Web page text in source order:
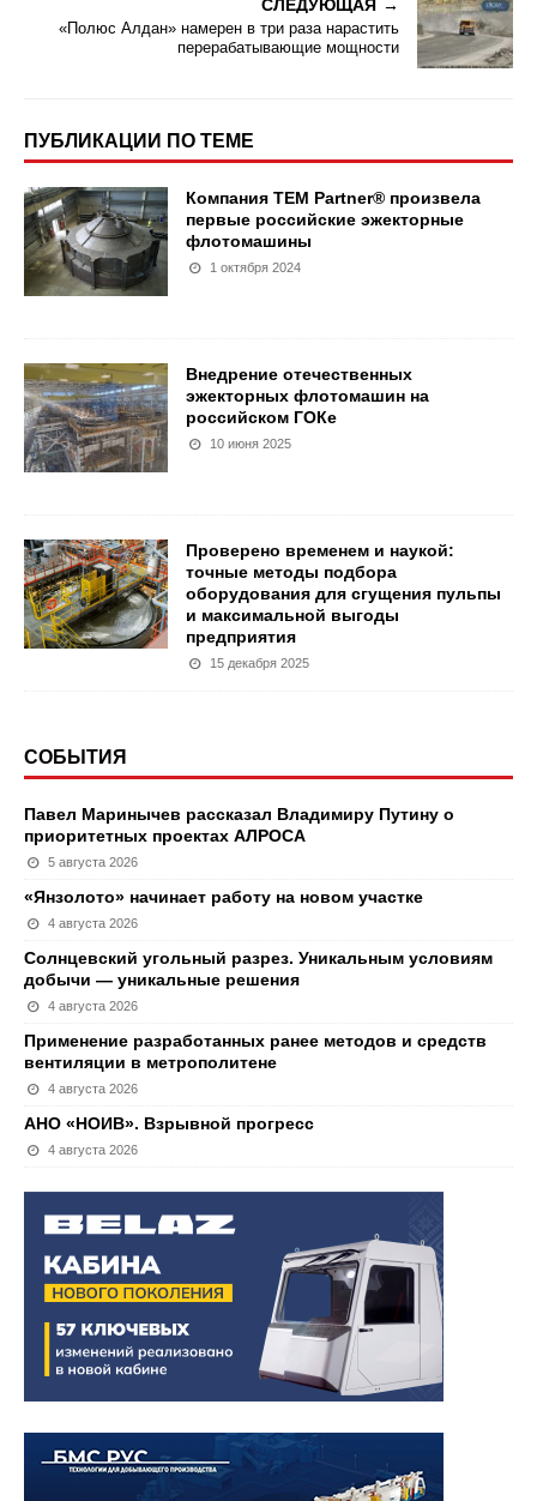
СЛЕДУЮЩАЯ
«Полюс Алдан» намерен в три раза нарастить
перерабатывающие мощности
ПУБЛИКАЦИИ ПО ТЕМЕ
Компания TEM Partner® произвела
первые российские эжекторные
флотомашины
1 октября 2024
Внедрение отечественных
эжекторных флотомашин на
российском ГОКе
10 июня 2025
Проверено временем и наукой:
точные методы подбора
оборудования для сгущения пульпы
и максимальной выгоды
предприятия
15 декабря 2025
СОБЫТИЯ
Павел Маринычев рассказал Владимиру Путину о
приоритетных проектах АЛРОСА
5 августа 2026
«Янзолото» начинает работу на новом участке
4 августа 2026
Солнцевский угольный разрез. Уникальным условиям
добычи — уникальные решения
4 августа 2026
Применение разработанных ранее методов и средств
вентиляции в метрополитене
4 августа 2026
АНО «НОИВ». Взрывной прогресс
4 августа 2026